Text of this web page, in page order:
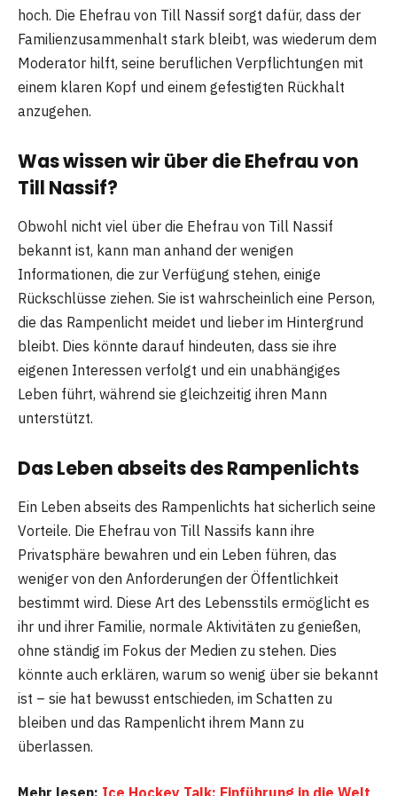
hoch. Die Ehefrau von Till Nassif sorgt dafür, dass der
Familienzusammenhalt stark bleibt, was wiederum dem
Moderator hilft, seine beruflichen Verpflichtungen mit
einem klaren Kopf und einem gefestigten Rückhalt
anzugehen.
Was wissen wir über die Ehefrau von
Till Nassif?
Obwohl nicht viel über die Ehefrau von Till Nassif
bekannt ist, kann man anhand der wenigen
Informationen, die zur Verfügung stehen, einige
Rückschlüsse ziehen. Sie ist wahrscheinlich eine Person,
die das Rampenlicht meidet und lieber im Hintergrund
bleibt. Dies könnte darauf hindeuten, dass sie ihre
eigenen Interessen verfolgt und ein unabhängiges
Leben führt, während sie gleichzeitig ihren Mann
unterstützt.
Das Leben abseits des Rampenlichts
Ein Leben abseits des Rampenlichts hat sicherlich seine
Vorteile. Die Ehefrau von Till Nassifs kann ihre
Privatsphäre bewahren und ein Leben führen, das
weniger von den Anforderungen der Öffentlichkeit
bestimmt wird. Diese Art des Lebensstils ermöglicht es
ihr und ihrer Familie, normale Aktivitäten zu genießen,
ohne ständig im Fokus der Medien zu stehen. Dies
könnte auch erklären, warum so wenig über sie bekannt
ist – sie hat bewusst entschieden, im Schatten zu
bleiben und das Rampenlicht ihrem Mann zu
überlassen.
Mehr lesen: Ice Hockey Talk: Einführung in die Welt